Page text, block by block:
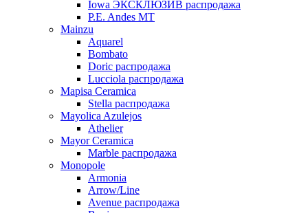
Iowa ЭКСКЛЮЗИВ распродажа
P.E. Andes MT
Mainzu
Aquarel
Bombato
Doric распродажа
Lucciola распродажа
Mapisa Ceramica
Stella распродажа
Mayolica Azulejos
Athelier
Mayor Ceramica
Marble распродажа
Monopole
Armonia
Arrow/Line
Avenue распродажа